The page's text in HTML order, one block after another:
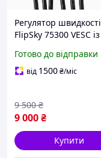
Регулятор швидкості
FlipSky 75300 VESC із
Готово до відправки
від 1500₴/міс
9 000₴
9 500 ₴
Купити